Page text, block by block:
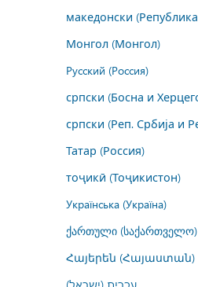
македонски
Монгол (Монгол)
Русский (Россия)
српски (Босна и
српски (Реп. Србија и
Татар (Россия)
тоҷикӣ (Тоҷикистон)
Українська (Україна)
ქართული (საქართველო)
Հայերեն (Հայաստան)
עברית (ישראל)